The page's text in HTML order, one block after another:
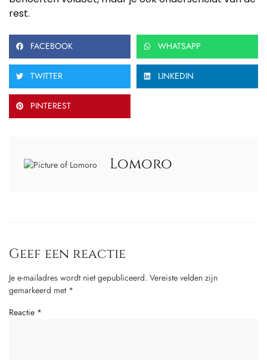
rest.
FACEBOOK WHATSAPP
TWITTER LINKEDIN
PINTEREST
Lomoro
Geef een reactie
Je e-mailadres wordt niet gepubliceerd. Vereiste velden zijn
gemarkeerd met *
Reactie *